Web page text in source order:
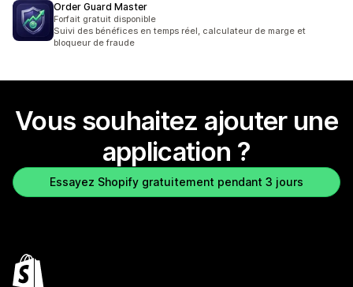
Order Guard Master
Forfait gratuit disponible
Suivi des bénéfices en temps réel, calculateur de marge et
bloqueur de fraude
Vous souhaitez ajouter une
application ?
Essayez Shopify gratuitement pendant 3 jours